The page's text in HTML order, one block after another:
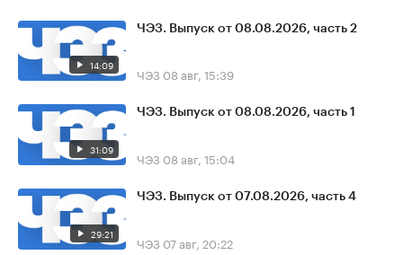
14:09
ЧЭЗ. Выпуск от 08.08.2026, часть 2
ЧЭЗ 08 авг, 15:39
31:09
ЧЭЗ. Выпуск от 08.08.2026, часть 1
ЧЭЗ 08 авг, 15:04
29:21
ЧЭЗ. Выпуск от 07.08.2026, часть 4
ЧЭЗ 07 авг, 20:22